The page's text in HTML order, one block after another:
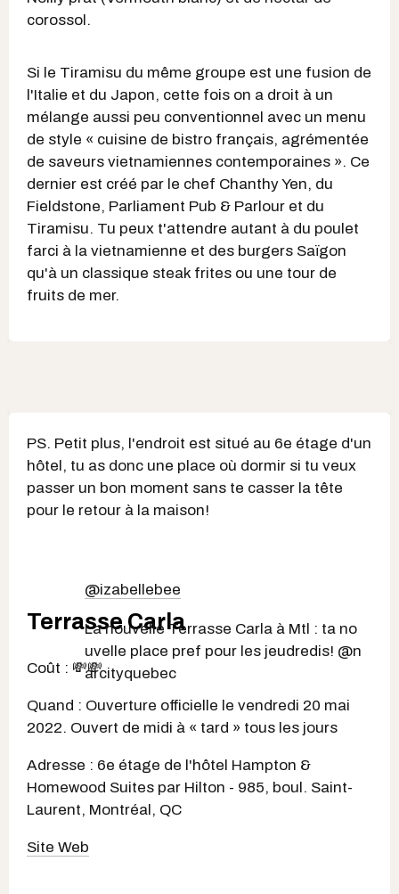
corossol.
Si le Tiramisu du même groupe est une fusion de
l'Italie et du Japon, cette fois on a droit à un
mélange aussi peu conventionnel avec un menu
de style « cuisine de bistro français, agrémentée
de saveurs vietnamiennes contemporaines ». Ce
dernier est créé par le chef Chanthy Yen, du
Fieldstone, Parliament Pub & Parlour et du
Tiramisu. Tu peux t'attendre autant à du poulet
farci à la vietnamienne et des burgers Saïgon
qu'à un classique steak frites ou une tour de
fruits de mer.
PS. Petit plus, l'endroit est situé au 6e étage d'un
hôtel, tu as donc une place où dormir si tu veux
passer un bon moment sans te casser la tête
pour le retour à la maison!
@izabellebee
La nouvelle Terrasse Carla à Mtl : ta no
uvelle place pref pour les jeudredis! @n
arcityquebec
Terrasse Carla
Coût : 💸💸
Quand : Ouverture officielle le vendredi 20 mai
2022. Ouvert de midi à « tard » tous les jours
Adresse : 6e étage de l'hôtel Hampton &
Homewood Suites par Hilton - 985, boul. Saint-
Laurent, Montréal, QC
Site Web